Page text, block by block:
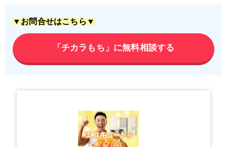
▼お問合せはこちら▼
「チカラもち」に無料相談する